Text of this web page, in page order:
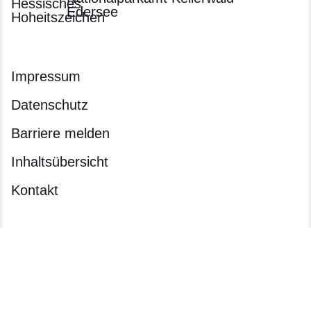
Edersee
Impressum
Datenschutz
Barriere melden
Inhaltsübersicht
Kontakt